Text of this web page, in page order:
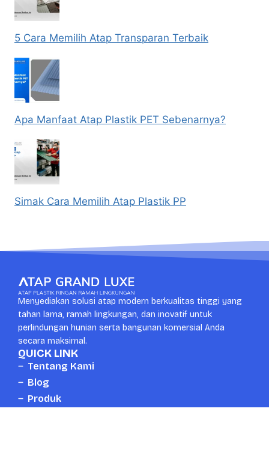
5 Cara Memilih Atap Transparan Terbaik
Apa Manfaat Atap Plastik PET Sebenarnya?
Simak Cara Memilih Atap Plastik PP
Menyediakan solusi atap modern berkualitas tinggi yang
tahan lama, ramah lingkungan, dan inovatif untuk
perlindungan hunian serta bangunan komersial Anda
secara maksimal.
QUICK LINK
Tentang Kami
Blog
Produk